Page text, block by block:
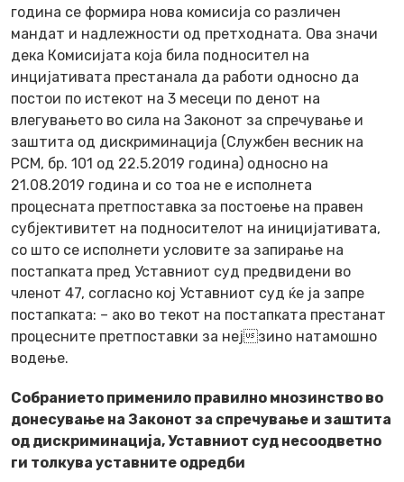
година се формира нова комисија со различен
мандат и надлежности од претходната. Ова значи
дека Комисијата која била подносител на
инцијативата престанала да работи односно да
постои по истекот на 3 месеци по денот на
влегувањето во сила на Законот за спречување и
заштита од дискриминација (Службен весник на
РСМ, бр. 101 од 22.5.2019 година) односно на
21.08.2019 година и со тоа не е исполнета
процесната претпоставка за постоење на правен
субјективитет на подносителот на иницијативата,
со што се исполнети условите за запирање на
постапката пред Уставниот суд предвидени во
членот 47, согласно кој Уставниот суд ќе ја запре
постапката: – ако во текот на постапката престанат
процесните претпоставки за нејзино натамошно
водење.
Собранието применило правилно мнозинство во
донесување на Законот за спречување и заштита
од дискриминација, Уставниот суд несоодветно
ги толкува уставните одредби